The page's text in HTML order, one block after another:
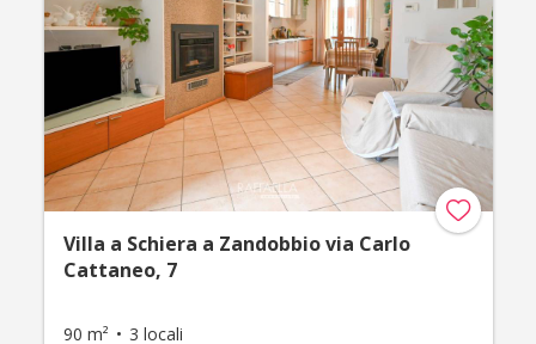
Villa a Schiera a Zandobbio via Carlo
Cattaneo, 7
90 m² 3 locali